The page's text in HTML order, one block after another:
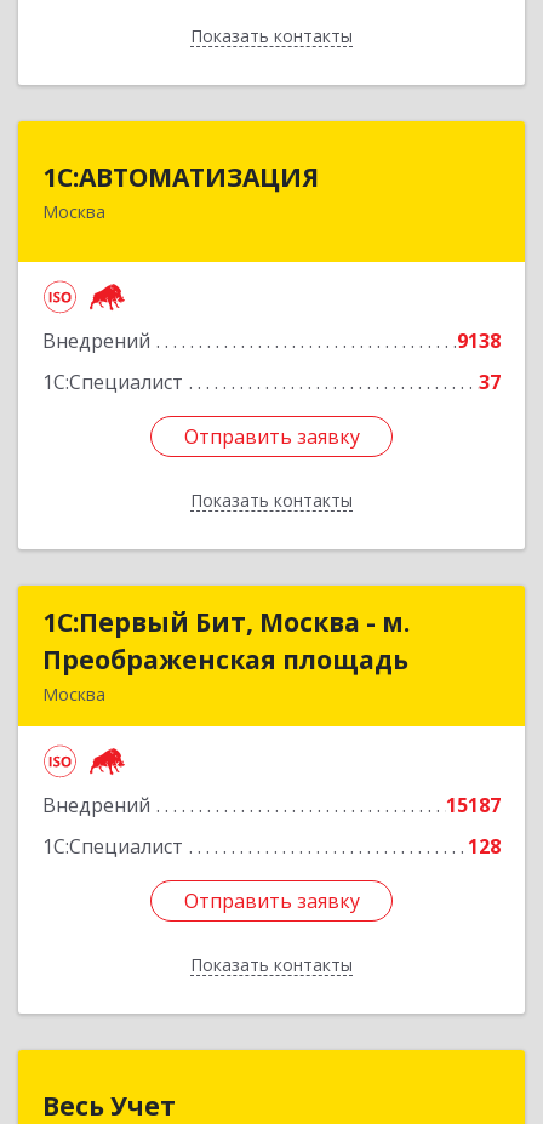
Показать контакты
Назад
1С:АВТОМАТИЗАЦИЯ
Москва
Внедрений
9138
1С:Специалист
37
Отправить заявку
Показать контакты
111024, Москва г, Энтузиастов 1-я ул, дом №
Отправить заявку
Назад
1С:Первый Бит, Москва - м.
Преображенская площадь
Москва
Внедрений
15187
1С:Специалист
128
Отправить заявку
Показать контакты
1С:Первый Бит, Москва - м.
Преображенская площадь
Подробнее
Отправить заявку
Назад
Весь Учет